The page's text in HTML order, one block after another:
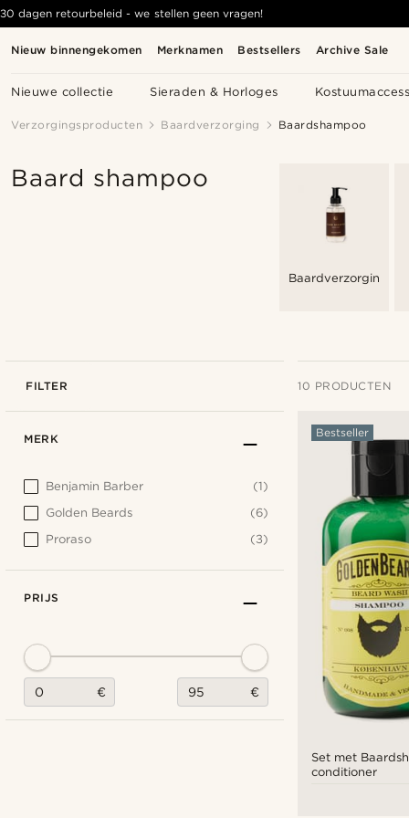
Nieuw binnengekomen Merknamen Bestsellers Archive Sale
Nieuwe collectie Sieraden & Horloges
30 dagen retourbeleid - we stellen geen vragen!
Verzorgingsproducten Baardverzorging Baardshampoo
Baard shampoo
Baardverzorging
FILTER 10 PRODUCTEN
Set met
conditioner
Bestseller
MERK
Benjamin Barber
(1)
Golden Beards
(6)
Proraso
(3)
PRIJS
€ €